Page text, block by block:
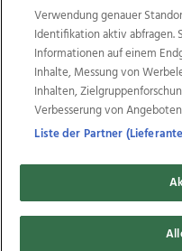
Weitere Angebote
TV1 di-mog-i.at
Life Radio
OÖN Karriere
OÖN
Regionaljobs
Copyrights © 2026
Verwendung genauer
Identifikation aktiv abfragen.
Informationen auf einem
Inhalte, Messung von
Inhalten,
Verbesserung von
Liste der Partner